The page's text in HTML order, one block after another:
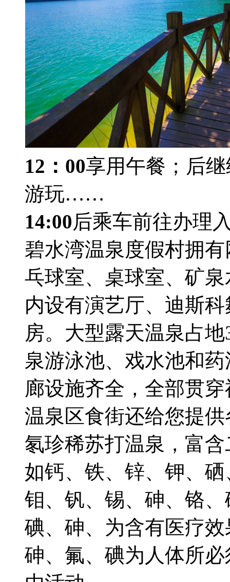
12：00享用午餐；后
游玩……
14:00后乘车前往办理
碧水湾温泉度假村拥
乓球室、桌球室、矿
内设有演艺厅、迪斯
房。大型露天温泉占
泉游泳池、戏水池和
廊设施齐全，全部贯
温泉区食街还给您提
氡珍稀苏打温泉，富
如钙、铁、锌、钾、
钼、钒、锡、砷、铬
碘、砷、为含有医疗
砷、氟、碘为人体所